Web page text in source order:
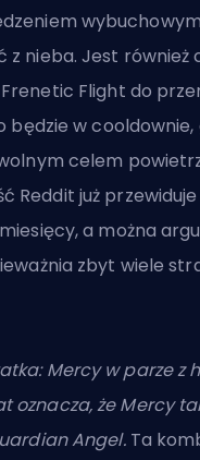
z nieba. Jest również
Flight do
będzie w
celem
Reddit już
a można
zbyt wiele
Mercy w parze z
oznacza, że Mercy
Angel.Ta